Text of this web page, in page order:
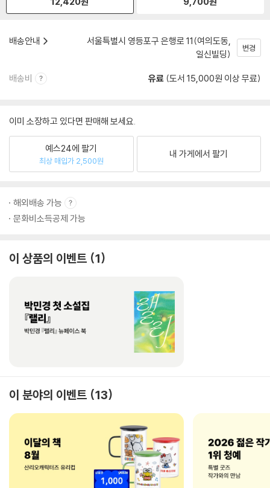
배송안내
서울특별시 영등포구 은행로 11(여의도동,
일신빌딩)
변경
배송비 유료 (도서 15,000원 이상 무료)
이미 소장하고 있다면 판매해 보세요.
예스24에 팔기
최상 매입가 2,500원
내 가게에서 팔기
해외배송 가능
문화비소득공제 가능
이 상품의 이벤트 1
이 분야의 이벤트 13